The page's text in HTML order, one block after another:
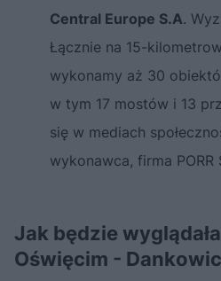
Central Europe S.A.
Łącznie na 15-
wykonamy aż 30
w tym 17 mostów i 13
się w mediach
wykonawca, firma PORR
Jak będzie
Oświęcim -